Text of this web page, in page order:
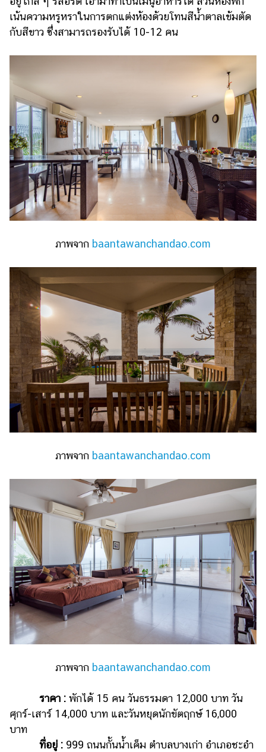
เน้นความหรูหราในการตกแต่งห้องด้วยโทนสีน้ำตาลเข้มตัด
กับสีขาว ซึ่งสามารถรองรับได้ 10-12 คน
ภาพจาก baantawanchandao.com
ภาพจาก baantawanchandao.com
ภาพจาก baantawanchandao.com
ราคา : พักได้ 15 คน วันธรรมดา 12,000 บาท วัน
ศุกร์-เสาร์ 14,000 บาท และวันหยุดนักขัตฤกษ์ 16,000
บาท
ที่อยู่ : 999 ถนนกั้นน้ำเค็ม ตำบลบางเก่า อำเภอชะอำ